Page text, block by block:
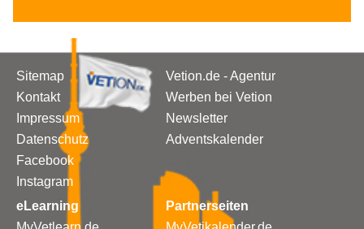
Sitemap
Kontakt
Impressum
Datenschutz
Facebook
Instagram
Vetion.de - Agentur
Werben bei Vetion
Newsletter
Adventskalender
eLearning
Partnerseiten